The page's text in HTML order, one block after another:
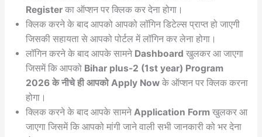
Register का ऑप्शन पर क्लिक कर देना होगा।
क्लिक करने के बाद आपको आपको लॉगिन डिटेल्स प्राप्त हो जाएगी
जिसकी सहायता से आपको पोर्टल में लॉगिन कर लेना होगा।
लॉगिन करने के बाद आपके सामने Dashboard खुलकर आ जाएगा
जिसमें कि आपको Bihar plus-2 (1st year) Program
2026 के नीचे ही आपको Apply Nowके ऑप्शन पर क्लिक करना
होगा।
क्लिक करने के बाद आपके सामने Application Formखुलकर आ
जाएगा जिसमें कि आपको मांगी जाने वाली सभी जानकारी को भर देना